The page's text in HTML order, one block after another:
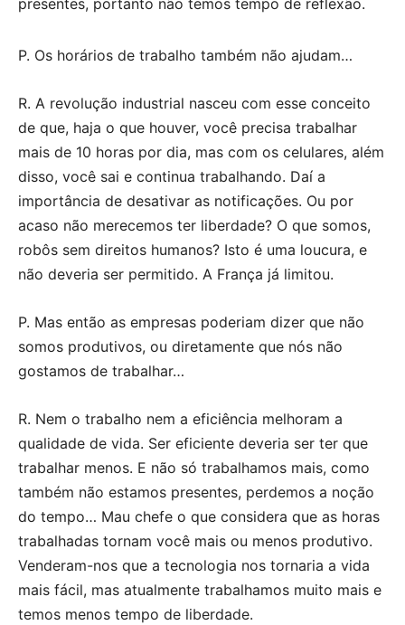
presentes, portanto não temos tempo de reflexão.
P. Os horários de trabalho também não ajudam…
R. A revolução industrial nasceu com esse conceito
de que, haja o que houver, você precisa trabalhar
mais de 10 horas por dia, mas com os celulares, além
disso, você sai e continua trabalhando. Daí a
importância de desativar as notificações. Ou por
acaso não merecemos ter liberdade? O que somos,
robôs sem direitos humanos? Isto é uma loucura, e
não deveria ser permitido. A França já limitou.
P. Mas então as empresas poderiam dizer que não
somos produtivos, ou diretamente que nós não
gostamos de trabalhar…
R. Nem o trabalho nem a eficiência melhoram a
qualidade de vida. Ser eficiente deveria ser ter que
trabalhar menos. E não só trabalhamos mais, como
também não estamos presentes, perdemos a noção
do tempo… Mau chefe o que considera que as horas
trabalhadas tornam você mais ou menos produtivo.
Venderam-nos que a tecnologia nos tornaria a vida
mais fácil, mas atualmente trabalhamos muito mais e
temos menos tempo de liberdade.